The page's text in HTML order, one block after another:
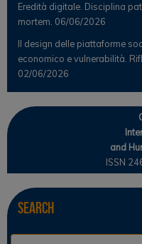
Eredità digitale. Disciplina
mortem. 06/06/2026
Il design delle piattaforme
economico e vulnerabilità.
02/06/2026
and
ISSN
Search